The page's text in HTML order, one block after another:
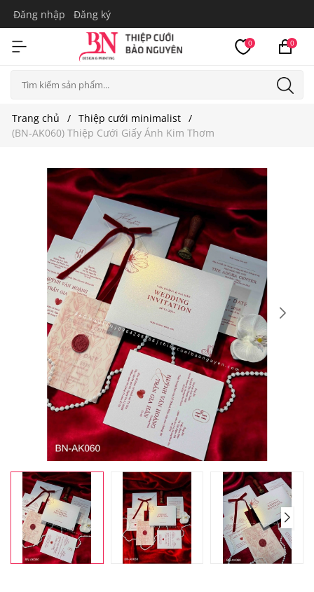
Đăng nhập Đăng ký
0 0
Trang chủ
Thiệp cưới minimalist
(BN-AK060) Thiệp Cưới Giấy Ánh Kim Thơm